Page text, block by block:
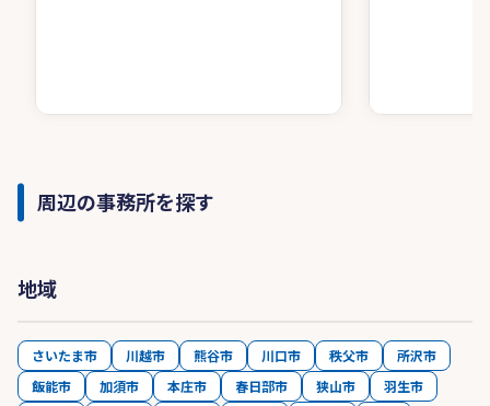
周辺の事務所を探す
地域
さいたま市 川越市 熊谷市 川口市 秩父市
所沢市
飯能市
加須市 本庄市 春日部市 狭山市
羽生市